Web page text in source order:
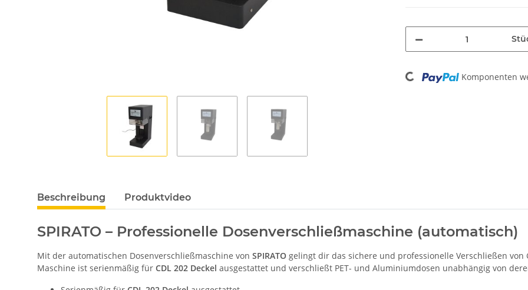
Loading... Komponenten
Beschreibung Produktvideo
SPIRATO – Professionelle Dosenverschließmaschine (automatisch)
Mit der automatischen Dosenverschließmaschine von SPIRATO gelingt dir das sichere und professionelle Verschließen
Maschine ist serienmäßig für CDL 202 Deckel ausgestattet und verschließt PET- und Aluminiumdosen unabhängig von